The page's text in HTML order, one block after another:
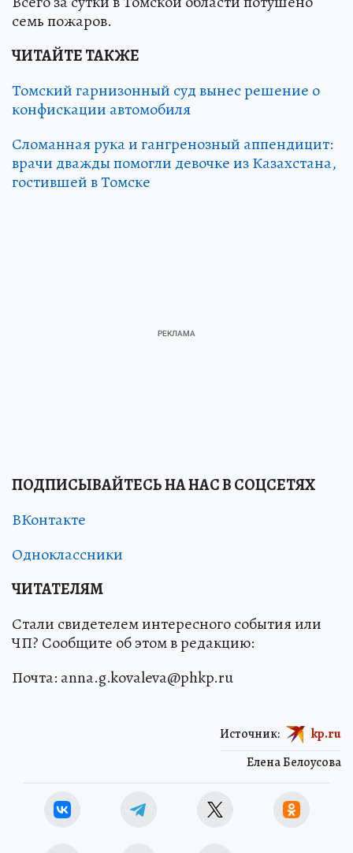
семь пожаров.
ЧИТАЙТЕ ТАКЖЕ
Томский гарнизонный суд вынес решение о
конфискации автомобиля
Сломанная рука и гангренозный аппендицит:
врачи дважды помогли девочке из Казахстана,
гостившей в Томске
ПОДПИСЫВАЙТЕСЬ НА НАС В СОЦСЕТЯХ
ВКонтакте
Одноклассники
ЧИТАТЕЛЯМ
Стали свидетелем интересного события или
ЧП? Сообщите об этом в редакцию:
Почта: anna.g.kovaleva@phkp.ru
Елена Белоусова
Источник: kp.ru